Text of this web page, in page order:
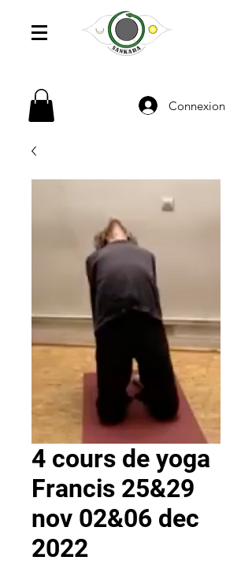
Connexion
4 cours de yoga
Francis 25&29
nov 02&06 dec
2022